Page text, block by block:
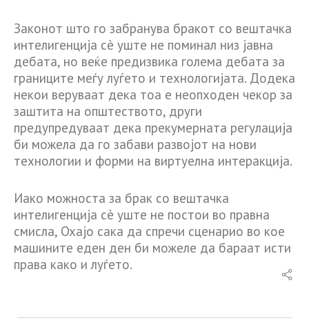
Законот што го забранува бракот со вештачка
интелигенција сè уште не поминал низ јавна
дебата, но веќе предизвика голема дебата за
границите меѓу луѓето и технологијата. Додека
некои веруваат дека тоа е неопходен чекор за
заштита на општеството, други
предупредуваат дека прекумерната регулација
би можела да го забави развојот на нови
технологии и форми на виртуелна интеракција.
Иако можноста за брак со вештачка
интелигенција сè уште не постои во правна
смисла, Охајо сака да спречи сценарио во кое
машините еден ден би можеле да бараат исти
права како и луѓето.